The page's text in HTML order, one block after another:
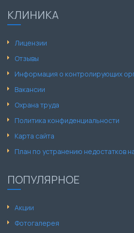
КЛИНИКА
Лицензии
Отзывы
Информация о контролирующих
Вакансии
Охрана труда
Политика конфиденциальности
Карта сайта
План по устранению недостатков
ПОПУЛЯРНОЕ
Акции
Фотогалерея